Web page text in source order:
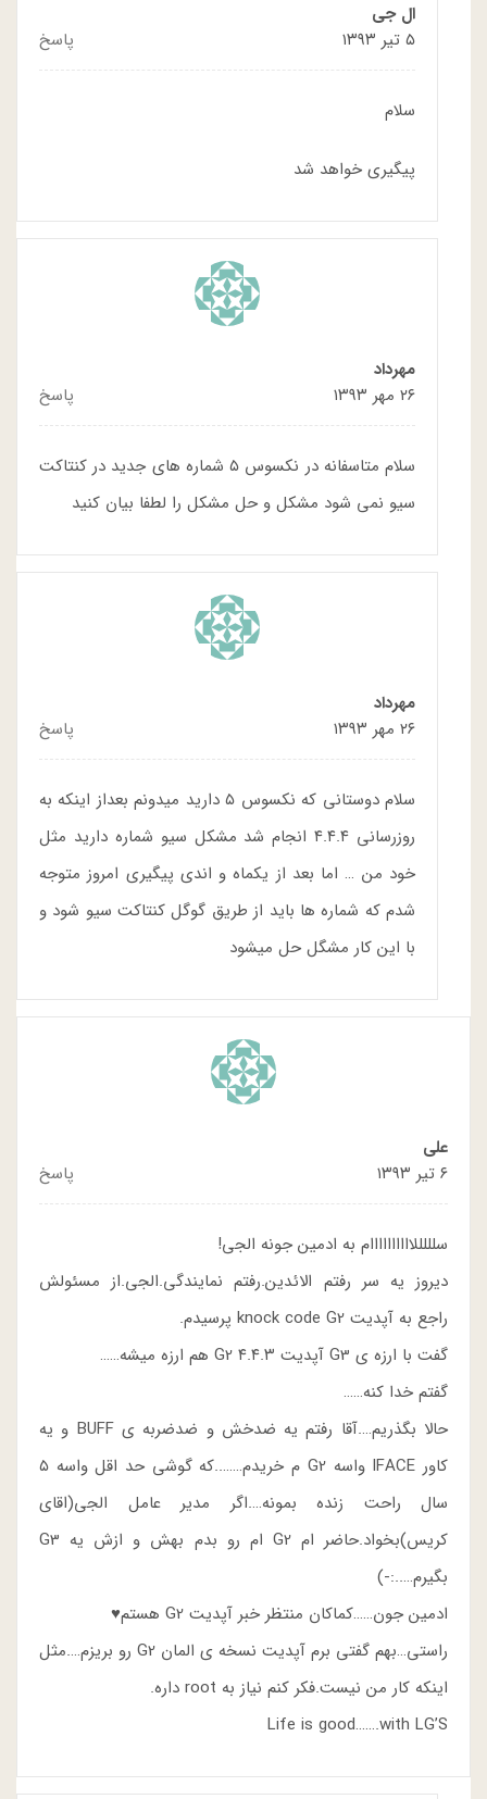
ال جی
۵ تیر ۱۳۹۳
پاسخ
سلام
پیگیری خواهد شد
مهرداد
۲۶ مهر ۱۳۹۳
پاسخ
سلام متاسفانه در نکسوس ۵ شماره های جدید در کنتاکت
سیو نمی شود مشکل و حل مشکل را لطفا بیان کنید
مهرداد
۲۶ مهر ۱۳۹۳
پاسخ
سلام دوستانی که نکسوس ۵ دارید میدونم بعداز اینکه به
روزرسانی ۴.۴.۴ انجام شد مشکل سیو شماره دارید مثل
خود من … اما بعد از یکماه و اندی پیگیری امروز متوجه
شدم که شماره ها باید از طریق گوگل کنتاکت سیو شود و
با این کار مشگل حل میشود
علی
۶ تیر ۱۳۹۳
پاسخ
سلللللاااااااااام به ادمین جونه الجی!
دیروز یه سر رفتم الائدین.رفتم نمایندگی.الجی.از مسئولش
راجع به آپدیت knock code G2 پرسیدم.
گفت با ارزه ی G3 آپدیت ۴.۴.۳ G2 هم ارزه میشه……
گفتم خدا کنه……
حالا بگذریم….آقا رفتم یه ضدخش و ضدضربه ی BUFF و یه
کاور IFACE واسه G2 م خریدم……..که گوشی حد اقل واسه ۵
سال راحت زنده بمونه….اگر مدیر عامل الجی(اقای
کریس)بخواد.حاضر ام G2 ام رو بدم بهش و ازش یه G3
بگیرم…..:-)
ادمین جون……کماکان منتظر خبر آپدیت G2 هستم♥
راستی…بهم گفتی برم آپدیت نسخه ی المان G2 رو بریزم….مثل
اینکه کار من نیست.فکر کنم نیاز به root داره.
Life is good…….with LG’S